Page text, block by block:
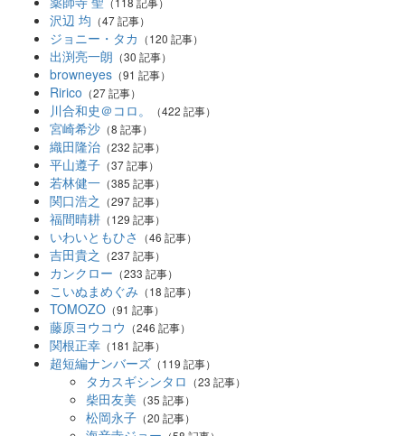
沢辺 均 （47 記事）
ジョニー・タカ （120 記事）
出渕亮一朗 （30 記事）
browneyes （91 記事）
Ririco （27 記事）
川合和史＠コロ。 （422 記事）
宮崎希沙 （8 記事）
織田隆治 （232 記事）
平山遵子 （37 記事）
若林健一 （385 記事）
関口浩之 （297 記事）
福間晴耕 （129 記事）
いわいともひさ （46 記事）
吉田貴之 （237 記事）
カンクロー （233 記事）
こいぬまめぐみ （18 記事）
TOMOZO （91 記事）
藤原ヨウコウ （246 記事）
関根正幸 （181 記事）
超短編ナンバーズ （119 記事）
タカスギシンタロ （23 記事）
柴田友美 （35 記事）
松岡永子 （20 記事）